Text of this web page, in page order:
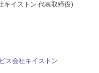
キイストン 代表取締役)
ス会社キイストン